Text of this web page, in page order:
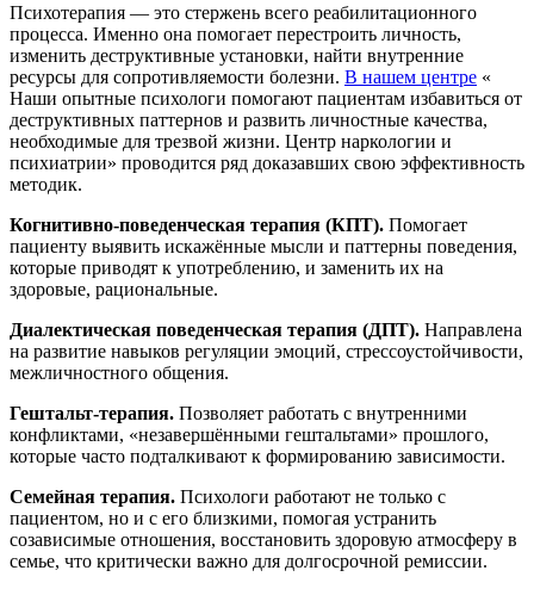
Психотерапия — это стержень всего реабилитационного
процесса. Именно она помогает перестроить личность,
изменить деструктивные установки, найти внутренние
ресурсы для сопротивляемости болезни. В нашем центре «
Наши опытные психологи помогают пациентам избавиться от
деструктивных паттернов и развить личностные качества,
необходимые для трезвой жизни. Центр наркологии и
психиатрии» проводится ряд доказавших свою эффективность
методик.
Когнитивно-поведенческая терапия (КПТ). Помогает
пациенту выявить искажённые мысли и паттерны поведения,
которые приводят к употреблению, и заменить их на
здоровые, рациональные.
Диалектическая поведенческая терапия (ДПТ). Направлена
на развитие навыков регуляции эмоций, стрессоустойчивости,
межличностного общения.
Гештальт-терапия. Позволяет работать с внутренними
конфликтами, «незавершёнными гештальтами» прошлого,
которые часто подталкивают к формированию зависимости.
Семейная терапия. Психологи работают не только с
пациентом, но и с его близкими, помогая устранить
созависимые отношения, восстановить здоровую атмосферу в
семье, что критически важно для долгосрочной ремиссии.